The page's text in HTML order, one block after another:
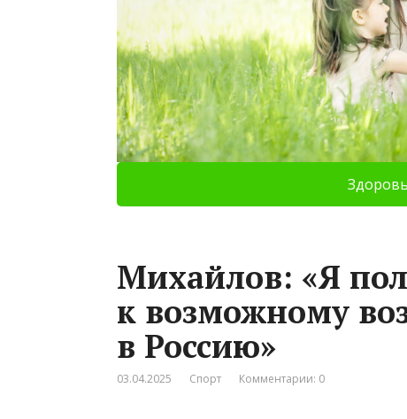
Михайлов: «Я
к возможному
в Россию»
03.04.2025 Спорт Комментарии: 0